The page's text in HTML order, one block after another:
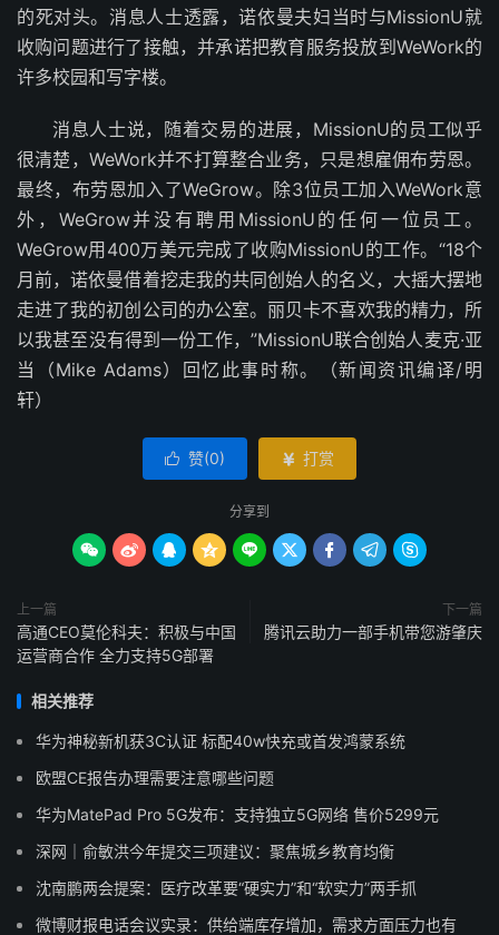
的死对头。消息人士透露，诺依曼夫妇当时与MissionU就
收购问题进行了接触，并承诺把教育服务投放到WeWork的
许多校园和写字楼。
消息人士说，随着交易的进展，MissionU的员工似乎
很清楚，WeWork并不打算整合业务，只是想雇佣布劳恩。
最终，布劳恩加入了WeGrow。除3位员工加入WeWork意
外，WeGrow并没有聘用MissionU的任何一位员工。
WeGrow用400万美元完成了收购MissionU的工作。“18个
月前，诺依曼借着挖走我的共同创始人的名义，大摇大摆地
走进了我的初创公司的办公室。丽贝卡不喜欢我的精力，所
以我甚至没有得到一份工作，”MissionU联合创始人麦克·亚
当（Mike Adams）回忆此事时称。（新闻资讯编译/明
轩）
 赞(0)  打赏
分享到
        
上一篇
高通CEO莫伦科夫：积极与中国
运营商合作 全力支持5G部署
下一篇
腾讯云助力一部手机带您游肇庆
相关推荐
华为神秘新机获3C认证 标配40w快充或首发鸿蒙系统
欧盟CE报告办理需要注意哪些问题
华为MatePad Pro 5G发布：支持独立5G网络 售价5299元
深网｜俞敏洪今年提交三项建议：聚焦城乡教育均衡
沈南鹏两会提案：医疗改革要“硬实力”和“软实力”两手抓
微博财报电话会议实录：供给端库存增加，需求方面压力也有